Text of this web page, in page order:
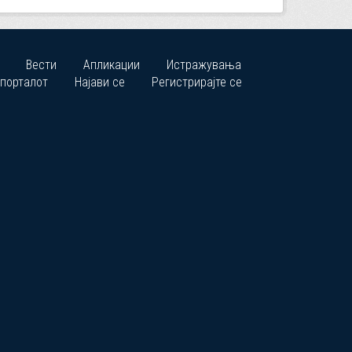
Вести Апликации
Истражувања
Најави се Регистрирајте се